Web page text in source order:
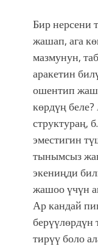
Бир нерсени
жашап, ага
мазмунун,
аракетин
ошентип
көрдүң
структураң,
эместигин
тынымсыз
экениңди
жашоо үчүн
Ар кандай
берүүлөрдүн
тирүү боло